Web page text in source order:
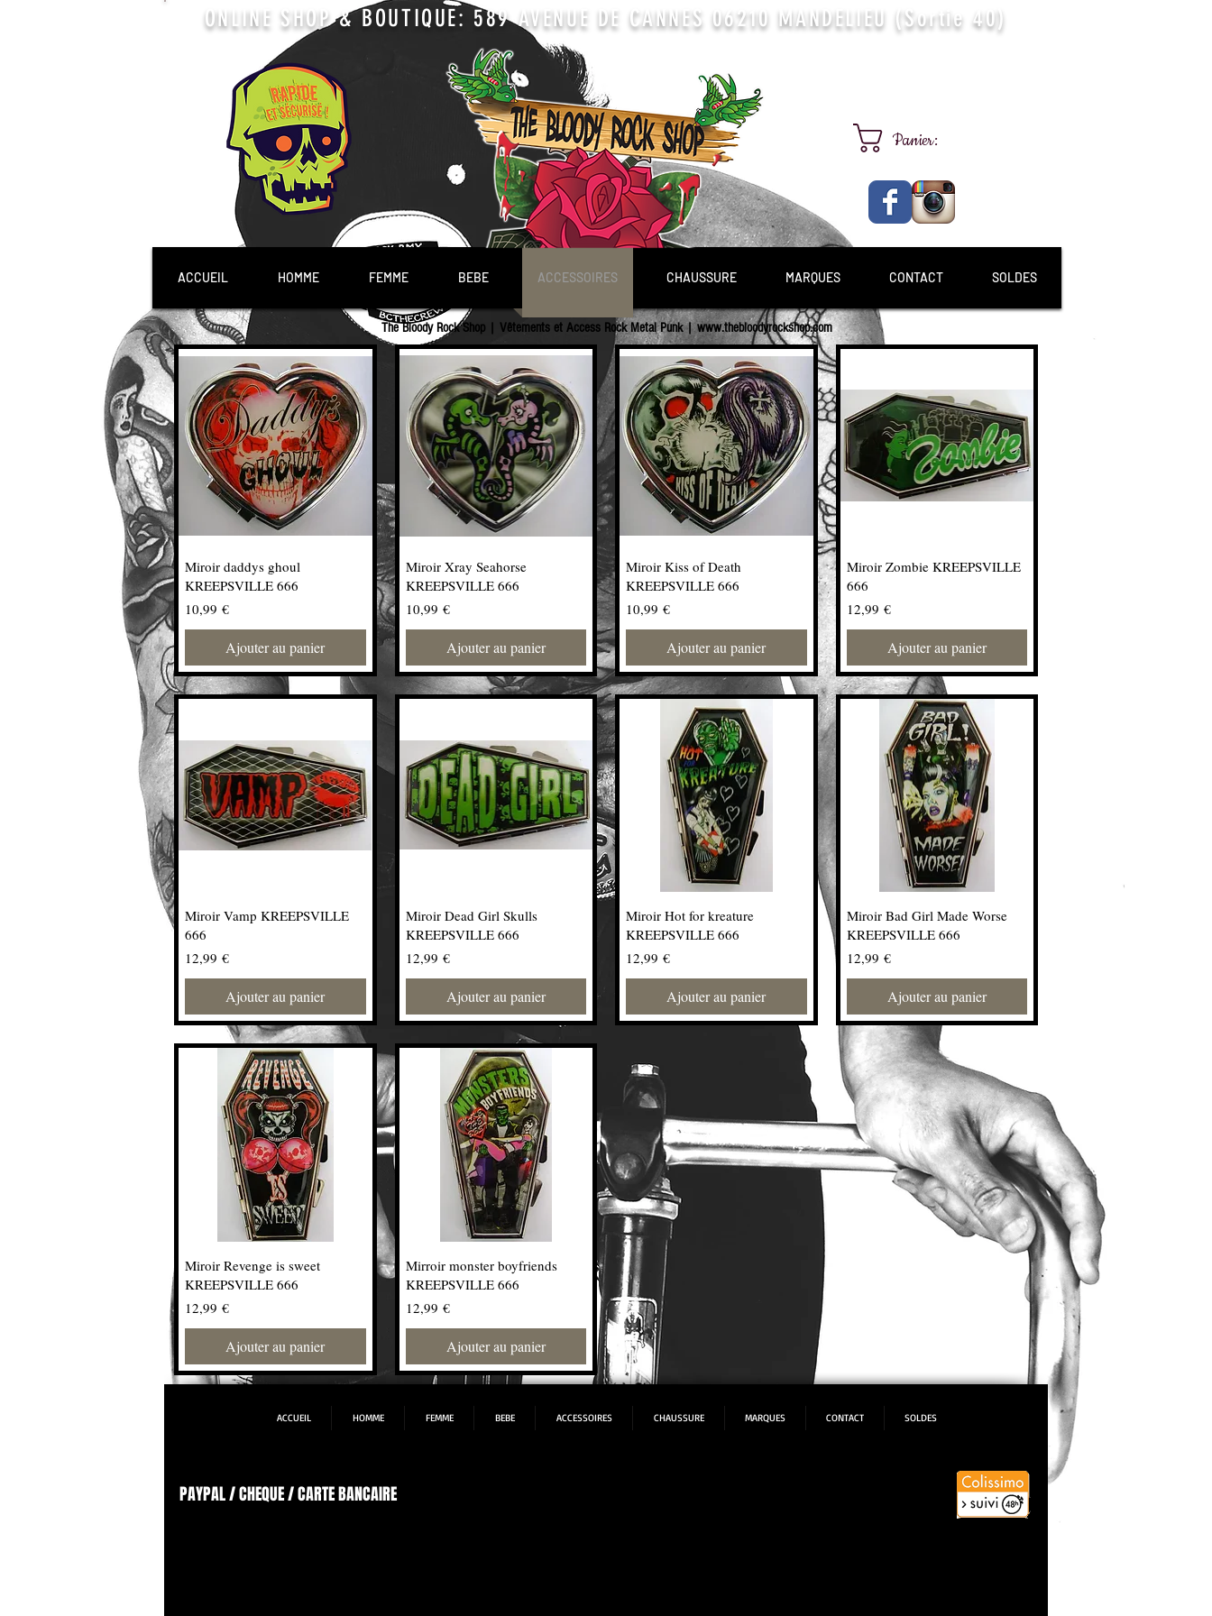
ONLINE SHOP & BOUTIQUE: 589 AVENUE DE CANNES 06210 MANDELIEU (Sortie 40)
Panier:
ACCUEIL HOMME FEMME BEBE ACCESSOIRES CHAUSSURE MARQUES CONTACT SOLDES
The Bloody Rock Shop | Vêtements et Access Rock Metal Punk |www.thebloodyrockshop.com
Miroir daddys ghoul
KREEPSVILLE 666
Prix
10,99 €
Ajouter au panier
Miroir Xray Seahorse
KREEPSVILLE 666
Prix
10,99 €
Ajouter au panier
Miroir Kiss of Death
KREEPSVILLE 666
Prix
10,99 €
Ajouter au panier
Miroir Zombie KREEPSVILLE
666
Prix
12,99 €
Ajouter au panier
Miroir Vamp KREEPSVILLE
666
Prix
12,99 €
Ajouter au panier
Miroir Dead Girl Skulls
KREEPSVILLE 666
Prix
12,99 €
Ajouter au panier
Miroir Hot for kreature
KREEPSVILLE 666
Prix
12,99 €
Ajouter au panier
Miroir Bad Girl Made Worse
KREEPSVILLE 666
Prix
12,99 €
Ajouter au panier
Miroir Revenge is sweet
KREEPSVILLE 666
Prix
12,99 €
Ajouter au panier
Mirroir monster boyfriends
KREEPSVILLE 666
Prix
12,99 €
Ajouter au panier
ACCUEIL HOMME FEMME BEBE ACCESSOIRES CHAUSSURE MARQUES CONTACT SOLDES
PAYPAL / CHEQUE / CARTE BANCAIRE